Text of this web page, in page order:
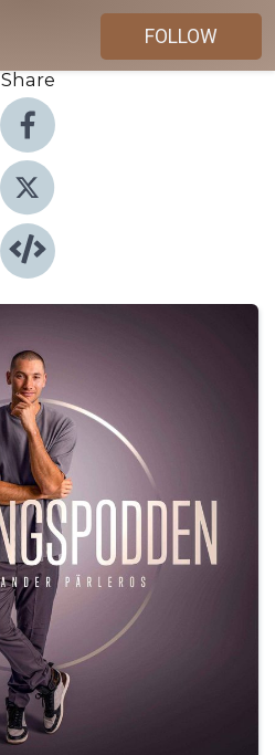
FOLLOW
Share